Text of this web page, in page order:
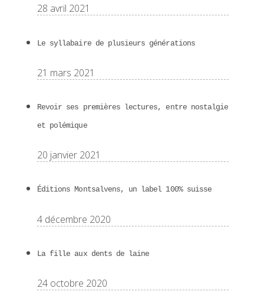
28 avril 2021
Le syllabaire de plusieurs générations
21 mars 2021
Revoir ses premières lectures, entre nostalgie
et polémique
20 janvier 2021
Éditions Montsalvens, un label 100% suisse
4 décembre 2020
La fille aux dents de laine
24 octobre 2020